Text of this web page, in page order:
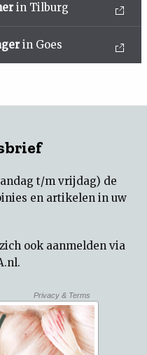
in Tilburg
in Goes
t/m vrijdag) de
en artikelen in uw
ook aanmelden via
.